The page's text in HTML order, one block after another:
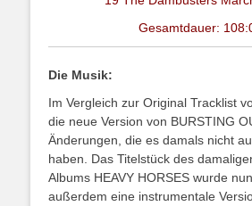
Gesamtdauer:
Die Musik:
Im Vergleich zur Original Tracklist
die neue Version von BURSTING
Änderungen, die es damals nicht
haben. Das Titelstück des
Albums HEAVY HORSES wurde
außerdem eine instrumentale